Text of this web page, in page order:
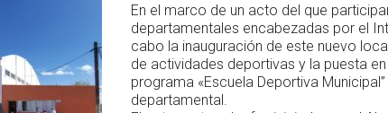
En el marco de un acto del que
departamentales encabezadas por el
cabo la inauguración de este nuevo
de actividades deportivas y la puesta
programa «Escuela Deportiva
departamental.